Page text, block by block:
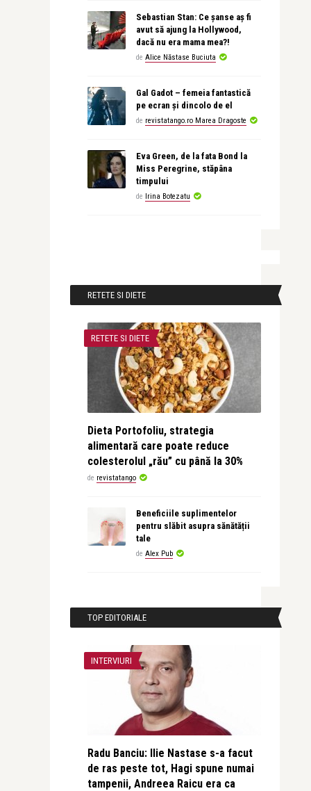
Sebastian Stan: Ce șanse aș fi
avut să ajung la Hollywood,
dacă nu era mama mea?!
de Alice Năstase Buciuta
Gal Gadot – femeia fantastică
pe ecran și dincolo de el
de revistatango.ro Marea Dragoste
Eva Green, de la fata Bond la
Miss Peregrine, stăpâna
timpului
de Irina Botezatu
RETETE SI DIETE
RETETE SI DIETE
Dieta Portofoliu, strategia
alimentară care poate reduce
colesterolul „rău” cu până la 30%
de revistatango
Beneficiile suplimentelor
pentru slăbit asupra sănătății
tale
de Alex Pub
TOP EDITORIALE
INTERVIURI
Radu Banciu: Ilie Nastase s-a facut
de ras peste tot, Hagi spune numai
tampenii, Andreea Raicu era ca